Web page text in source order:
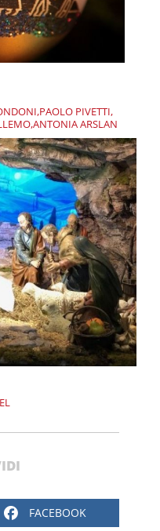
PAOLO PIVETTI
ANTONIA ARSLAN
FACEBOOK